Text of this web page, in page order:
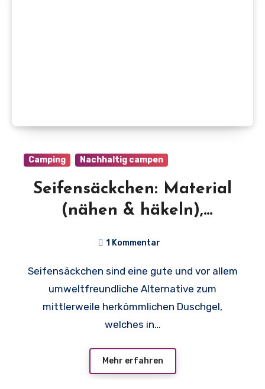
Camping Nachhaltig campen
Seifensäckchen: Material
(nähen & häkeln),
1 Kommentar
Seifensäckchen sind eine gute und vor allem
umweltfreundliche Alternative zum
mittlerweile herkömmlichen Duschgel,
welches in…
Mehr erfahren